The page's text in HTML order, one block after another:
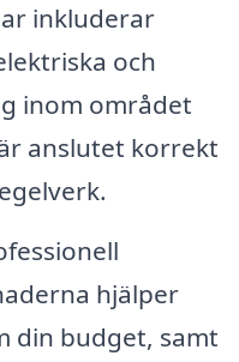
inkluderar
och
inom området
anslutet korrekt
hjälper
din budget, samt